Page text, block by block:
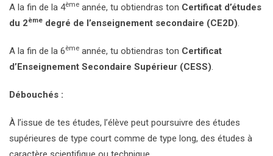
A la fin de la 4ème année, tu obtiendras ton Certificat d’études
du 2ème degré de l’enseignement secondaire (CE2D).
A la fin de la 6ème année, tu obtiendras ton Certificat
d’Enseignement Secondaire Supérieur (CESS).
Débouchés :
À l’issue de tes études, l’élève peut poursuivre des études
supérieures de type court comme de type long, des études à